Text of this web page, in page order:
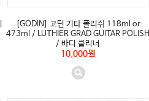
[GODIN] 고딘 기타 폴리쉬 118ml or
473ml / LUTHIER GRAD GUITAR POLISH
/ 바디 클리너
10,000원